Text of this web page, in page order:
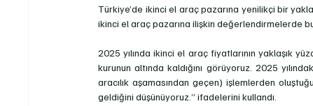
Türkiye’de ikinci el araç pazarına yenilikçi bir
ikinci el araç pazarına ilişkin değerlendirmelerde
2025 yılında ikinci el araç fiyatlarının yaklaşık
kurunun altında kaldığını görüyoruz. 2025
aracılık aşamasından geçen) işlemlerden
geldiğini düşünüyoruz.” ifadelerini kullandı.